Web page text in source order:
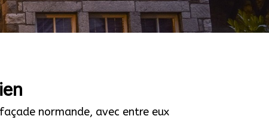
normande, avec entre eux